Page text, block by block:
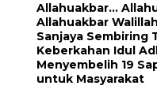
Allahuakbar…
Allahuakbar
Sanjaya Sembiring
Keberkahan Idul
Menyembelih 19
untuk Masyarakat